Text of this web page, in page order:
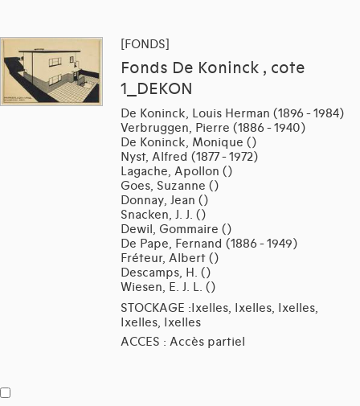
[FONDS]
Fonds De Koninck , cote
1_DEKON
De Koninck, Louis Herman (1896 - 1984)
Verbruggen, Pierre (1886 - 1940)
De Koninck, Monique ()
Nyst, Alfred (1877 - 1972)
Lagache, Apollon ()
Goes, Suzanne ()
Donnay, Jean ()
Snacken, J. J. ()
Dewil, Gommaire ()
De Pape, Fernand (1886 - 1949)
Fréteur, Albert ()
Descamps, H. ()
Wiesen, E. J. L. ()
STOCKAGE :Ixelles, Ixelles, Ixelles,
Ixelles, Ixelles
ACCES : Accès partiel